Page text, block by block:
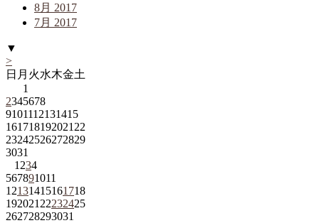
8月 2017
7月 2017
▼
>
日 月 火水木金土
1
2345678
9101112131415
161718192021 22
23242526272829
3031
1 234
567891011
12131415161718
192021 22232425
262728293031